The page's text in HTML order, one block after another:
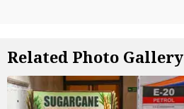
Related Photo Gallery